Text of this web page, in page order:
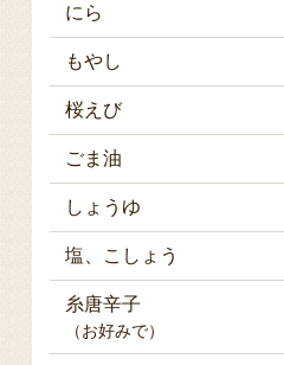
にら
もやし
桜えび
ごま油
しょうゆ
塩、こしょう
糸唐辛子
（お好みで）